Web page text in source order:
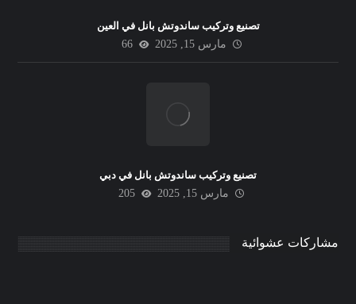
تصنيع وتركيب ساندوتش بانل في العين
مارس 15, 2025
66
تصنيع وتركيب ساندوتش بانل في دبي
مارس 15, 2025
205
مشاركات عشوائية